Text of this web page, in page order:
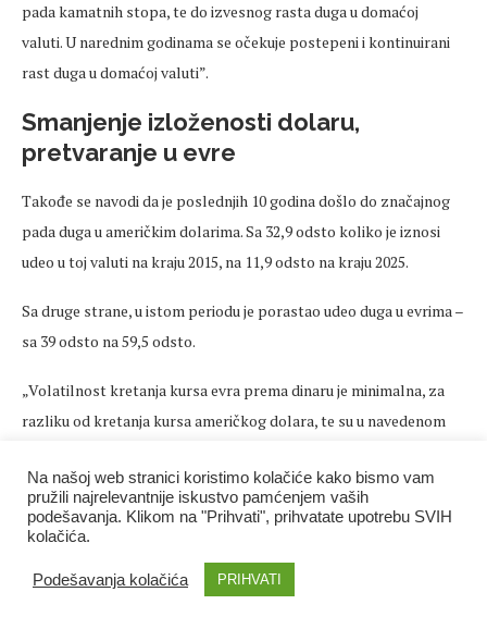
pada kamatnih stopa, te do izvesnog rasta duga u domaćoj
valuti. U narednim godinama se očekuje postepeni i kontinuirani
rast duga u domaćoj valuti”.
Smanjenje izloženosti dolaru,
pretvaranje u evre
Takođe se navodi da je poslednjih 10 godina došlo do značajnog
pada duga u američkim dolarima. Sa 32,9 odsto koliko je iznosi
udeo u toj valuti na kraju 2015, na 11,9 odsto na kraju 2025.
Sa druge strane, u istom periodu je porastao udeo duga u evrima –
sa 39 odsto na 59,5 odsto.
„Volatilnost kretanja kursa evra prema dinaru je minimalna, za
razliku od kretanja kursa američkog dolara, te su u navedenom
dolara konvertovan u evre. Takođe su konvertovane i obaveze iz
kineskih juana i UAE dirhama u evre“, objašnjava se u izveštaju.
Javni dug na kraju marta 2026
Na našoj web stranici koristimo kolačiće kako bismo vam
pružili najrelevantnije iskustvo pamćenjem vaših
podešavanja. Klikom na "Prihvati", prihvatate upotrebu SVIH
kolačića.
Podešavanja kolačića PRIHVATI